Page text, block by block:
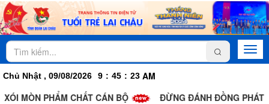
Chủ Nhật , 09/08/2026 9 : 45 : 24 AM
PHẨM CHẤT CÁN BỘ
ĐỪNG ĐÁNH ĐỒNG PHÁT TRIỂN